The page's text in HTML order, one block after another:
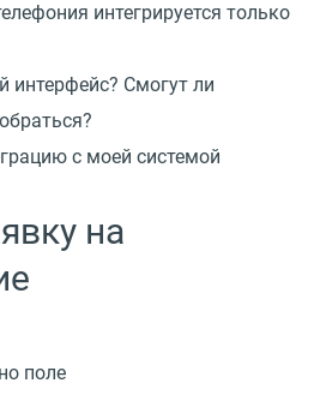
интегрируется только
интерфейс? Смогут ли
с моей системой
на
поле